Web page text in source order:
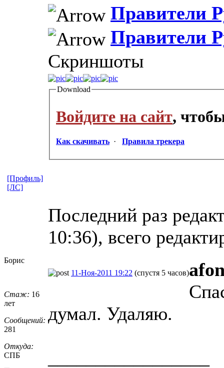
Правители
Правители
Скриншоты
Download
Войдите на сайт,
Как скачивать · Правила трекера
Последний раз
10:36), всего
[Профиль]
[ЛС]
Борис
Стаж: 16
лет
Сообщений:
281
Откуда:
СПБ
11-Ноя-2011 19:22 (спустя 5 часов)
думал. Удаляю.